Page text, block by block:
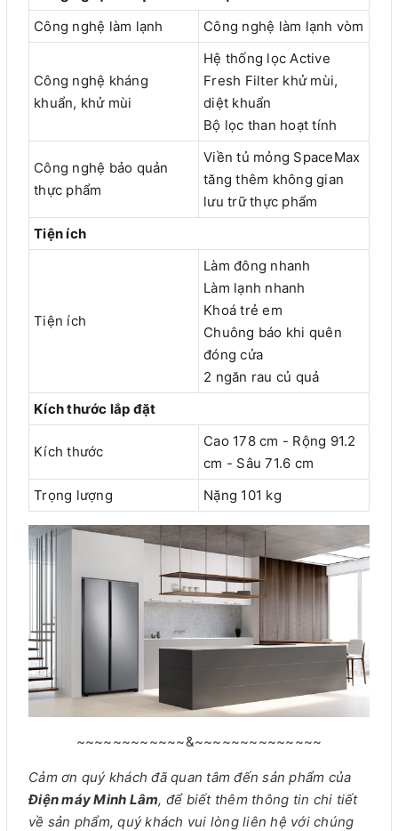
Công nghệ làm lạnh
Công nghệ làm lạnh vòm
Công nghệ kháng
khuẩn, khử mùi
Hệ thống lọc Active
Fresh Filter khử mùi,
diệt khuẩn
Bộ lọc than hoạt tính
Công nghệ bảo quản
thực phẩm
Viền tủ mỏng SpaceMax
tăng thêm không gian
lưu trữ thực phẩm
Tiện ích
Tiện ích
Làm đông nhanh
Làm lạnh nhanh
Khoá trẻ em
Chuông báo khi quên
đóng cửa
2 ngăn rau củ quả
Kích thước lắp đặt
Kích thước
Cao 178 cm - Rộng 91.2
cm - Sâu 71.6 cm
Trọng lượng
Nặng 101 kg
~~~~~~~~~~~~&~~~~~~~~~~~~~~
Cảm ơn quý khách đã quan tâm đến sản phẩm của
Điện máy Minh Lâm, để biết thêm thông tin chi tiết
về sản phẩm, quý khách vui lòng liên hệ với chúng